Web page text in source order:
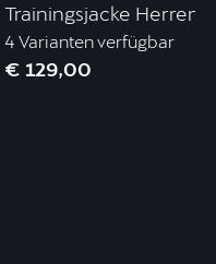
Trainingsjacke Herren
4 Varianten verfügbar
€ 129,00